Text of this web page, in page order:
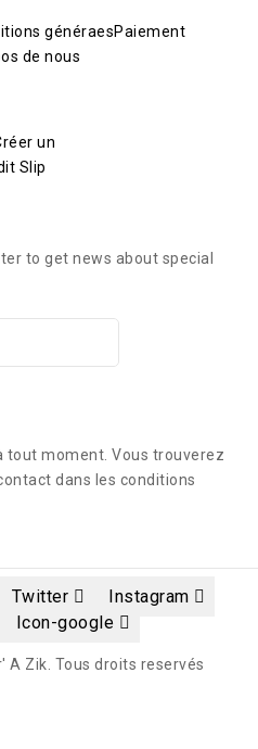
généraesPaiement
de nous
un
Slip
to get news about special
tout moment. Vous trouverez
dans les conditions
Twitter
Instagram
Icon-google
A Zik. Tous droits reservés